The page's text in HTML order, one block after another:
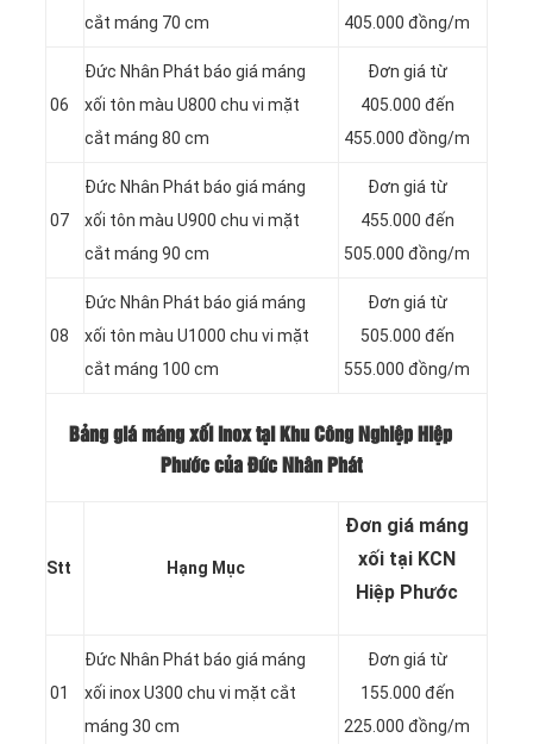
cắt máng 70 cm
405.000 đồng/m
06
Đức Nhân Phát báo giá máng
xối tôn màu U800 chu vi mặt
cắt máng 80 cm
Đơn giá từ
405.000 đến
455.000 đồng/m
07
Đức Nhân Phát báo giá máng
xối tôn màu U900 chu vi mặt
cắt máng 90 cm
Đơn giá từ
455.000 đến
505.000 đồng/m
08
Đức Nhân Phát báo giá máng
xối tôn màu U1000 chu vi mặt
cắt máng 100 cm
Đơn giá từ
505.000 đến
555.000 đồng/m
Bảng giá máng xối inox tại Khu Công Nghiệp Hiệp
Phước của Đức Nhân Phát
Stt Hạng Mục
Đơn giá máng
xối tại KCN
Hiệp Phước
01
Đức Nhân Phát báo giá máng
xối inox U300 chu vi mặt cắt
máng 30 cm
Đơn giá từ
155.000 đến
225.000 đồng/m